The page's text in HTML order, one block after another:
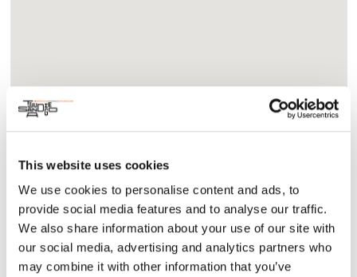
This website uses cookies
We use cookies to personalise content and ads, to
provide social media features and to analyse our traffic.
We also share information about your use of our site with
our social media, advertising and analytics partners who
may combine it with other information that you’ve
Acerca
Hinchliff, artista maestro, en un taller de tres horas sobre
un nuevo y apasionante medio de artes textiles. Explore Soft
Mosaic, un método para presionar hilos con el peso de los
dedos sobre tablas cubiertas de cera artística suave.
Timothy compartirá el uso del simbolismo, la composición